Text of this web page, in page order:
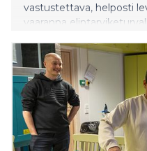
vastustettava, helposti
vaaranna